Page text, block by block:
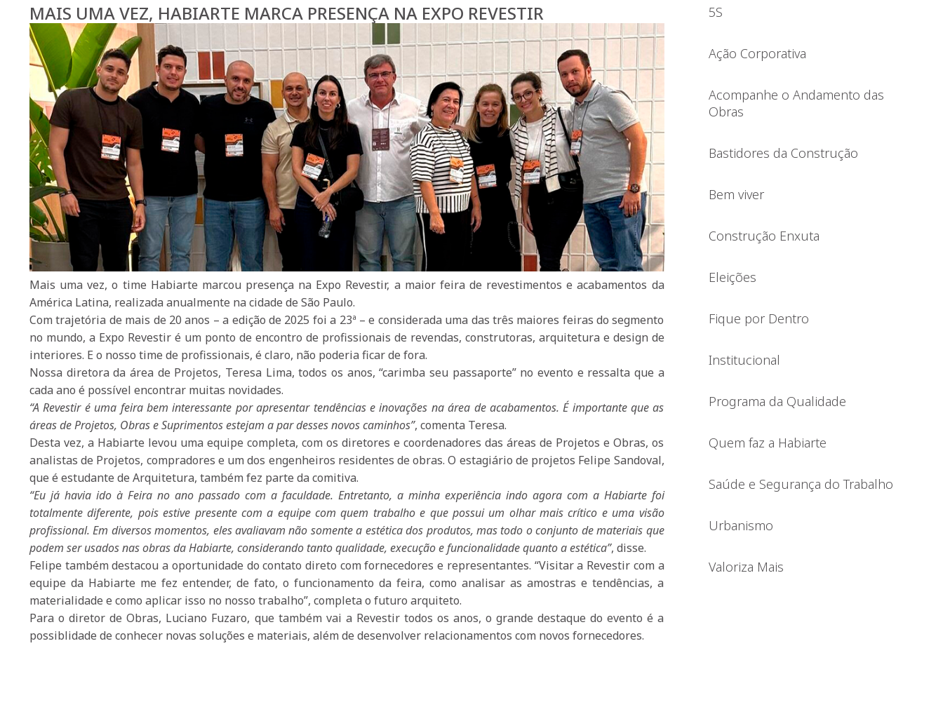
MAIS UMA VEZ, HABIARTE MARCA PRESENÇA NA EXPO REVESTIR
Mais uma vez, o time Habiarte marcou presença na Expo Revestir, a maior feira de revestimentos e acabamentos da
América Latina, realizada anualmente na cidade de São Paulo.
Com trajetória de mais de 20 anos – a edição de 2025 foi a 23ª – e considerada uma das três maiores feiras do segmento
no mundo, a Expo Revestir é um ponto de encontro de profissionais de revendas, construtoras, arquitetura e design de
interiores. E o nosso time de profissionais, é claro, não poderia ficar de fora.
Nossa diretora da área de Projetos, Teresa Lima, todos os anos, “carimba seu passaporte” no evento e ressalta que a
cada ano é possível encontrar muitas novidades.
“A Revestir é uma feira bem interessante por apresentar tendências e inovações na área de acabamentos. É importante que as
áreas de Projetos, Obras e Suprimentos estejam a par desses novos caminhos”, comenta Teresa.
Desta vez, a Habiarte levou uma equipe completa, com os diretores e coordenadores das áreas de Projetos e Obras, os
analistas de Projetos, compradores e um dos engenheiros residentes de obras. O estagiário de projetos Felipe Sandoval,
que é estudante de Arquitetura, também fez parte da comitiva.
“Eu já havia ido à Feira no ano passado com a faculdade. Entretanto, a minha experiência indo agora com a Habiarte foi
totalmente diferente, pois estive presente com a equipe com quem trabalho e que possui um olhar mais crítico e uma visão
profissional. Em diversos momentos, eles avaliavam não somente a estética dos produtos, mas todo o conjunto de materiais que
podem ser usados nas obras da Habiarte, considerando tanto qualidade, execução e funcionalidade quanto a estética”, disse.
Felipe também destacou a oportunidade do contato direto com fornecedores e representantes. “Visitar a Revestir com a
equipe da Habiarte me fez entender, de fato, o funcionamento da feira, como analisar as amostras e tendências, a
materialidade e como aplicar isso no nosso trabalho”, completa o futuro arquiteto.
Para o diretor de Obras, Luciano Fuzaro, que também vai a Revestir todos os anos, o grande destaque do evento é a
possiblidade de conhecer novas soluções e materiais, além de desenvolver relacionamentos com novos fornecedores.
5S
Ação Corporativa
Acompanhe o Andamento das
Obras
Bastidores da Construção
Bem viver
Construção Enxuta
Eleições
Fique por Dentro
Institucional
Programa da Qualidade
Quem faz a Habiarte
Saúde e Segurança do Trabalho
Urbanismo
Valoriza Mais